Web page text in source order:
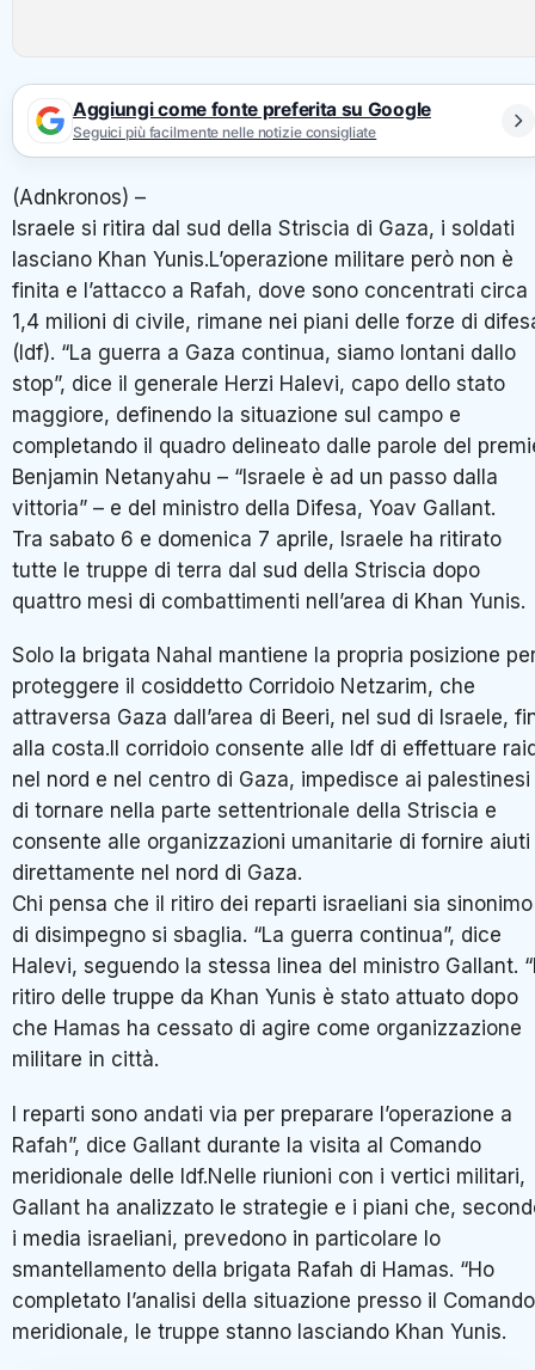
Aggiungi come fonte preferita su Google
Seguici più facilmente nelle notizie consigliate
(Adnkronos) –
Israele si ritira dal sud della Striscia di Gaza, i soldati
lasciano Khan Yunis.L’operazione militare però non è
finita e l’attacco a Rafah, dove sono concentrati circa
1,4 milioni di civile, rimane nei piani delle forze di
(Idf). “La guerra a Gaza continua, siamo lontani dallo
stop”, dice il generale Herzi Halevi, capo dello stato
maggiore, definendo la situazione sul campo e
completando il quadro delineato dalle parole del
Benjamin Netanyahu – “Israele è ad un passo dalla
vittoria” – e del ministro della Difesa, Yoav Gallant.
Tra sabato 6 e domenica 7 aprile, Israele ha ritirato
tutte le truppe di terra dal sud della Striscia dopo
quattro mesi di combattimenti nell’area di Khan Yunis.
Solo la brigata Nahal mantiene la propria posizione
proteggere il cosiddetto Corridoio Netzarim, che
attraversa Gaza dall’area di Beeri, nel sud di Israele,
alla costa.Il corridoio consente alle Idf di effettuare
nel nord e nel centro di Gaza, impedisce ai palestinesi
di tornare nella parte settentrionale della Striscia e
consente alle organizzazioni umanitarie di fornire aiuti
direttamente nel nord di Gaza.
Chi pensa che il ritiro dei reparti israeliani sia sinonimo
di disimpegno si sbaglia. “La guerra continua”, dice
Halevi, seguendo la stessa linea del ministro Gallant.
ritiro delle truppe da Khan Yunis è stato attuato dopo
che Hamas ha cessato di agire come organizzazione
militare in città.
I reparti sono andati via per preparare l’operazione a
Rafah”, dice Gallant durante la visita al Comando
meridionale delle Idf.Nelle riunioni con i vertici militari,
Gallant ha analizzato le strategie e i piani che,
i media israeliani, prevedono in particolare lo
smantellamento della brigata Rafah di Hamas. “Ho
completato l’analisi della situazione presso il Comando
meridionale, le truppe stanno lasciando Khan Yunis.